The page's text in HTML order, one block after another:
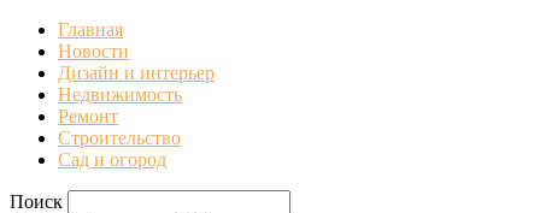
Главная
Новости
Дизайн и интерьер
Недвижимость
Ремонт
Строительство
Сад и огород
Поиск